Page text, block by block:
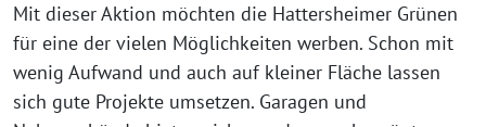
Mit dieser Aktion möchten die Hattersheimer Grünen
für eine der vielen Möglichkeiten werben. Schon mit
wenig Aufwand und auch auf kleiner Fläche lassen
sich gute Projekte umsetzen. Garagen und